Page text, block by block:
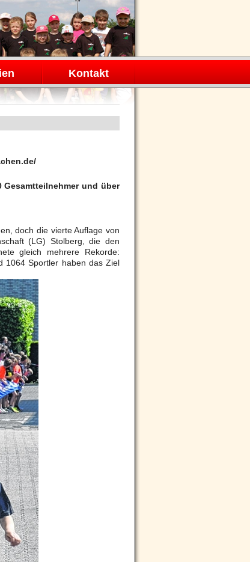
Kontakt
Gesamtteilnehmer und über
doch die vierte Auflage von
(LG) Stolberg, die den
gleich mehrere Rekorde:
1064 Sportler haben das Ziel